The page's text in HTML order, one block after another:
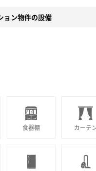
ョン物件の設備
食器棚 カーテ